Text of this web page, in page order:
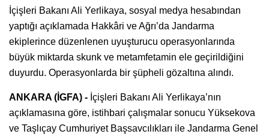
İçişleri Bakanı Ali Yerlikaya, sosyal medya hesabından
yaptığı açıklamada Hakkâri ve Ağrı’da Jandarma
ekiplerince düzenlenen uyuşturucu operasyonlarında
büyük miktarda skunk ve metamfetamin ele geçirildiğini
duyurdu. Operasyonlarda bir şüpheli gözaltına alındı.
ANKARA (İGFA) - İçişleri Bakanı Ali Yerlikaya’nın
açıklamasına göre, istihbari çalışmalar sonucu Yüksekova
ve Taşlıçay Cumhuriyet Başsavcılıkları ile Jandarma Genel